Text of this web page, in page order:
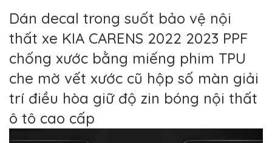
Hàng
Chính
Sách
Thanh
Toán
Tin
Xe
Mới
Liên
hệ
Dán decal trong suốt bảo vệ nội
thất xe KIA CARENS 2022 2023 PPF
chống xước bằng miếng phim TPU
che mờ vết xước cũ hộp số màn giải
trí điều hòa giữ độ zin bóng nội thất
ô tô cao cấp